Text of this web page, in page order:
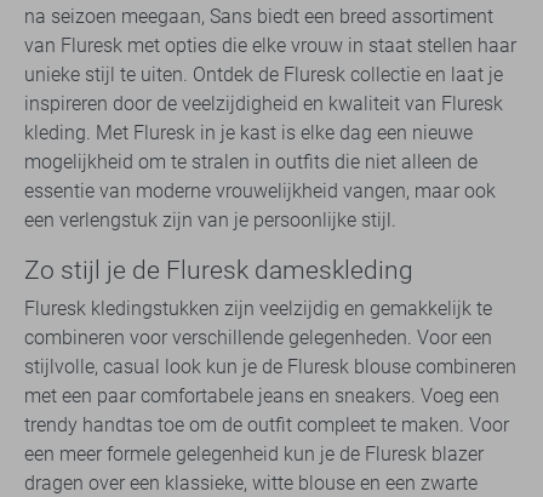
na seizoen meegaan, Sans biedt een breed assortiment
van Fluresk met opties die elke vrouw in staat stellen haar
unieke stijl te uiten. Ontdek de Fluresk collectie en laat je
inspireren door de veelzijdigheid en kwaliteit van Fluresk
kleding. Met Fluresk in je kast is elke dag een nieuwe
mogelijkheid om te stralen in outfits die niet alleen de
essentie van moderne vrouwelijkheid vangen, maar ook
een verlengstuk zijn van je persoonlijke stijl.
Zo stijl je de Fluresk dameskleding
Fluresk kledingstukken zijn veelzijdig en gemakkelijk te
combineren voor verschillende gelegenheden. Voor een
stijlvolle, casual look kun je de Fluresk blouse combineren
met een paar comfortabele jeans en sneakers. Voeg een
trendy handtas toe om de outfit compleet te maken. Voor
een meer formele gelegenheid kun je de Fluresk blazer
dragen over een klassieke, witte blouse en een zwarte